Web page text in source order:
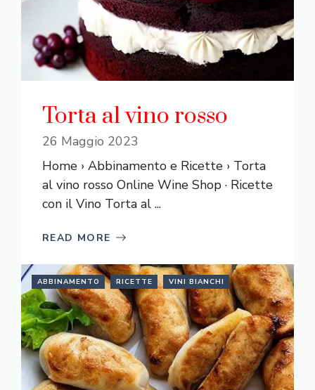
Torta al vino rosso
26 Maggio 2023
Home › Abbinamento e Ricette › Torta
al vino rosso Online Wine Shop · Ricette
con il Vino Torta al ...
READ MORE
ABBINAMENTO RICETTE VINI BIANCHI